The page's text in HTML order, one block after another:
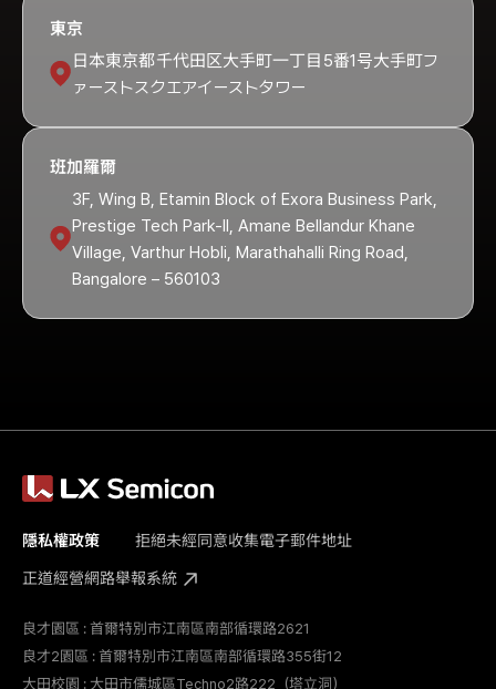
東京
日本東京都千代田区大手町一丁目5番1号大手町フ
ァーストスクエアイーストタワー
班加羅爾
3F, Wing B, Etamin Block of Exora Business Park,
Prestige Tech Park-II, Amane Bellandur Khane
Village, Varthur Hobli, Marathahalli Ring Road,
Bangalore – 560103
隱私權政策 拒絕未經同意收集電子郵件地址
正道經營網路舉報系統
良才園區 : 首爾特別市江南區南部循環路2621
良才2園區 : 首爾特別市江南區南部循環路355街12
大田校園 : 大田市儒城區Techno2路222（塔立洞）